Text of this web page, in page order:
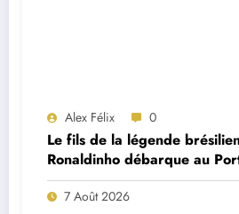
Alex Félix 0
Le fils de la légende
Ronaldinho débarque au
7 Août 2026